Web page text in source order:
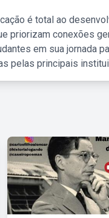
é total ao
priorizam conexões
em sua jornada
pelas principais